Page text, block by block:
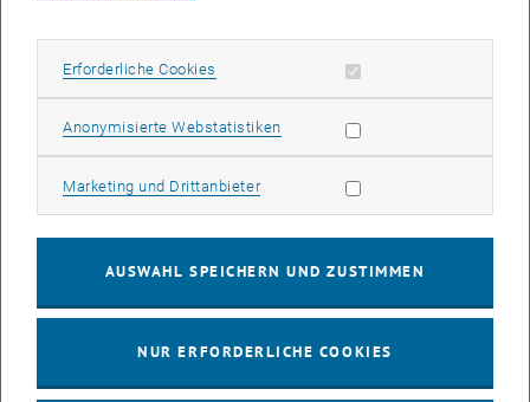
Subseiten von
Mag.
Jörg P. Ponier
, IKS Beauftragte_r
Telefon:+43 1 58801 407200Jörg P. Ponier anrufen
Erforderliche Cookies Erforderliche Cookies zulassen
Anonymisierte WebstatistikenStatistik Cookies zulassen
Marketing und DrittanbieterMarketing Cookies zulassen
AUSWAHL SPEICHERN UND ZUSTIMMEN
NUR ERFORDERLICHE COOKIES